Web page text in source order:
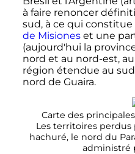
à faire renoncer
sud, à ce qui
de Misioneset une
(aujourd'hui la
nord et au nord-est,
région étendue au
nord de Guaira.
Carte des
Les territoires perdus
hachuré, le nord du
administré